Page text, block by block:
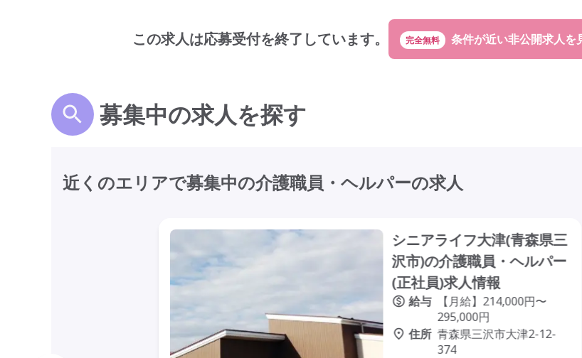
この求人は応募受付を終了しています。 完全無料
募集中の求人を探す
近くのエリアで募集中の介護職員・ヘルパーの求人
シニアライフ大津(青森県三
沢市)の介護職員・ヘルパー
(正社員)求人情報
給与
【月給】214,000円〜
295,000円
住所 青森県三沢市大津2-12-
374